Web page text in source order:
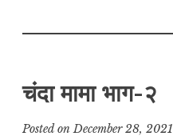
चंदा मामा भाग-२
Posted onDecember 28, 2021